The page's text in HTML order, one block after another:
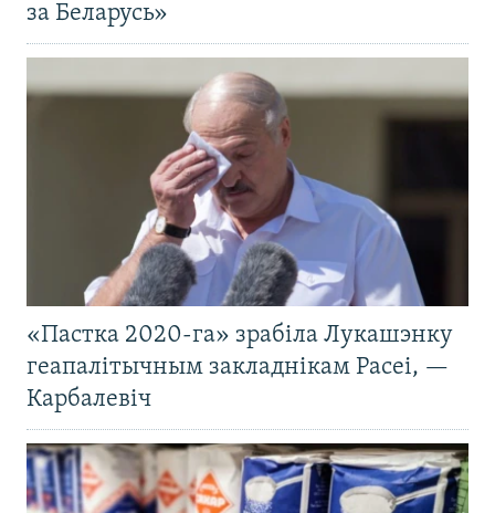
за Беларусь»
«Пастка 2020-га» зрабіла Лукашэнку
геапалітычным закладнікам Расеі, —
Карбалевіч